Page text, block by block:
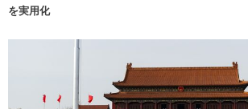
を実用化